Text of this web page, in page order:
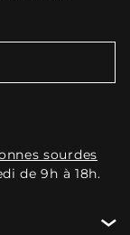
sourdes
de 9h à 18h.